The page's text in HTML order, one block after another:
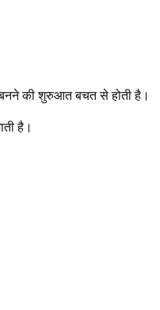
की शुरुआत बचत से होती है।
है।